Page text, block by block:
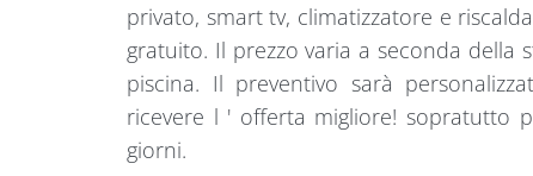
privato, smart tv, climatizzatore e
gratuito. Il prezzo varia a seconda della
piscina. Il preventivo sarà
ricevere l ' offerta migliore! sopratutto
giorni.